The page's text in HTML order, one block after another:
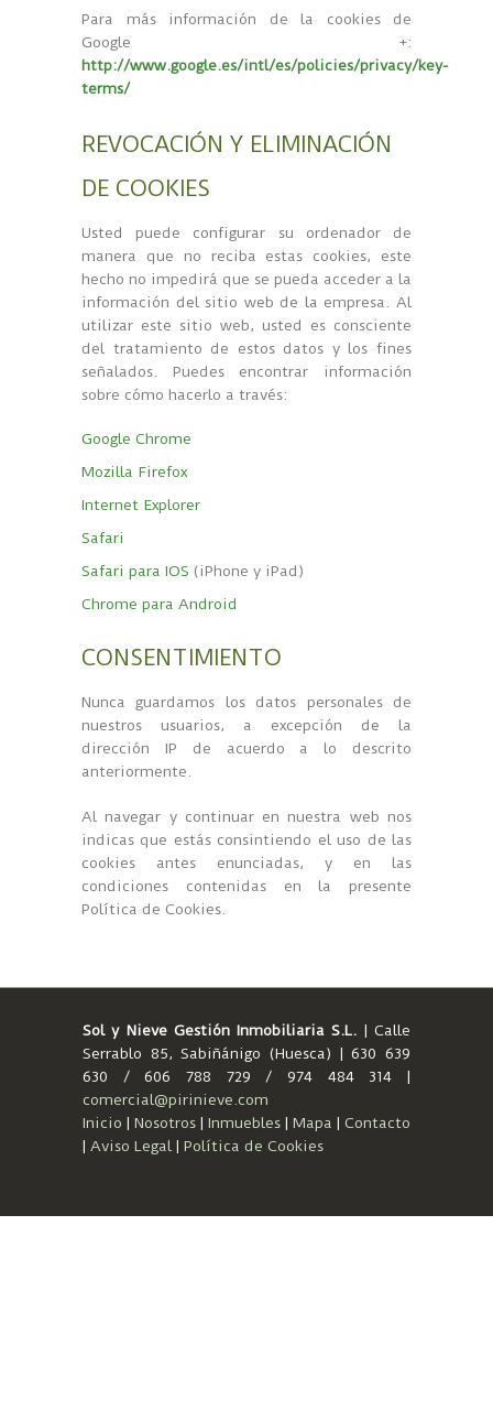
Para más información de la cookies de
Google +:
http://www.google.es/intl/es/policies/privacy/key-
terms/
REVOCACIÓN Y ELIMINACIÓN
DE COOKIES
Usted puede configurar su ordenador de
manera que no reciba estas cookies, este
hecho no impedirá que se pueda acceder a la
información del sitio web de la empresa. Al
utilizar este sitio web, usted es consciente
del tratamiento de estos datos y los fines
señalados. Puedes encontrar información
sobre cómo hacerlo a través:
Google Chrome
Mozilla Firefox
Internet Explorer
Safari
Safari para IOS (iPhone y iPad)
Chrome para Android
CONSENTIMIENTO
Nunca guardamos los datos personales de
nuestros usuarios, a excepción de la
dirección IP de acuerdo a lo descrito
anteriormente.
Al navegar y continuar en nuestra web nos
indicas que estás consintiendo el uso de las
cookies antes enunciadas, y en las
condiciones contenidas en la presente
Política de Cookies.
Sol y Nieve Gestión Inmobiliaria S.L. | Calle
Serrablo 85, Sabiñánigo (Huesca) | 630 639
630 / 606 788 729 / 974 484 314 |
comercial@pirinieve.com
Inicio | Nosotros | Inmuebles | Mapa | Contacto
| Aviso Legal | Política de Cookies